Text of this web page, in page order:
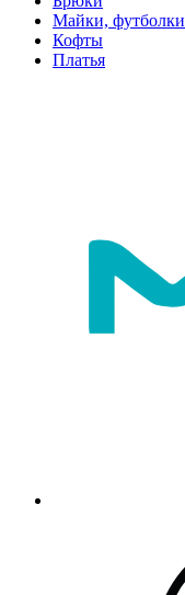
Майки, футболки
Кофты
Платья